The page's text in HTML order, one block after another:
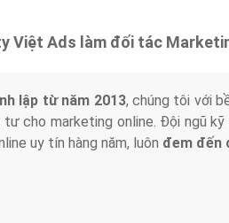
Việt Ads làm đối tác
lập từ năm 2013, chúng tôi với
cho marketing online. Đội ngũ
uy tín hàng năm, luôn đem đến